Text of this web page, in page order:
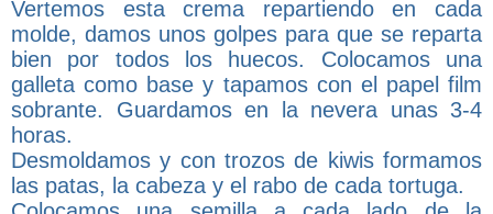
Vertemos esta crema repartiendo en cada
molde, damos unos golpes para que se reparta
bien por todos los huecos. Colocamos una
galleta como base y tapamos con el papel film
sobrante. Guardamos en la nevera unas 3-4
horas.
Desmoldamos y con trozos de kiwis formamos
las patas, la cabeza y el rabo de cada tortuga.